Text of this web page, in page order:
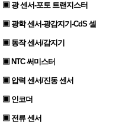
▣ 광 센서-포토 트랜지스터
▣ 광학 센서-광감지기-CdS 셀
▣ 동작 센서/감지기
▣ NTC 써미스터
▣ 압력 센서/진동 센서
▣ 인코더
▣ 전류 센서